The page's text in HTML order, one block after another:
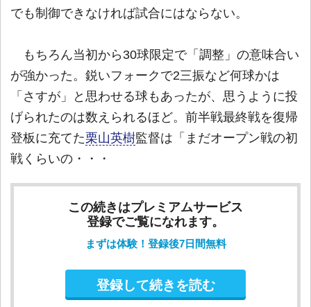
でも制御できなければ試合にはならない。
もちろん当初から30球限定で「調整」の意味合い
が強かった。鋭いフォークで2三振など何球かは
「さすが」と思わせる球もあったが、思うように投
げられたのは数えられるほど。前半戦最終戦を復帰
登板に充てた栗山英樹監督は「まだオープン戦の初
戦くらいの・・・
この続きはプレミアムサービス
登録でご覧になれます。
まずは体験！登録後7日間無料
登録して続きを読む